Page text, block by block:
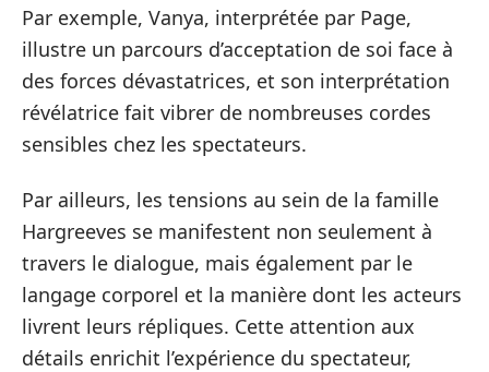
Par exemple, Vanya, interprétée par Page,
illustre un parcours d’acceptation de soi face à
des forces dévastatrices, et son interprétation
révélatrice fait vibrer de nombreuses cordes
sensibles chez les spectateurs.
Par ailleurs, les tensions au sein de la famille
Hargreeves se manifestent non seulement à
travers le dialogue, mais également par le
langage corporel et la manière dont les acteurs
livrent leurs répliques. Cette attention aux
détails enrichit l’expérience du spectateur,